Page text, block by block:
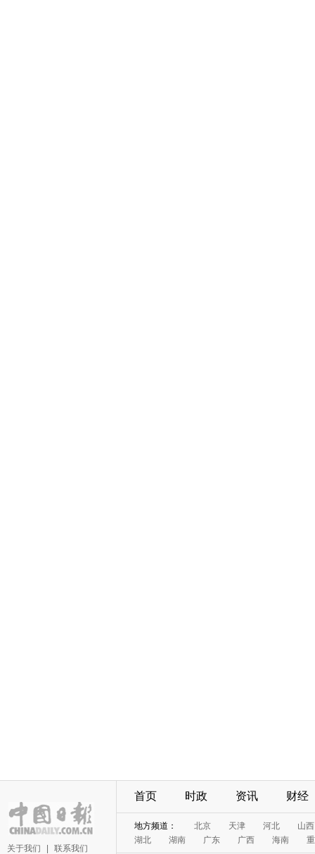
关于我们 联系我们
首页 时政 资讯 财经
地方频道： 北京 天津 河北
山西
湖北
湖南 广东 广西 海南